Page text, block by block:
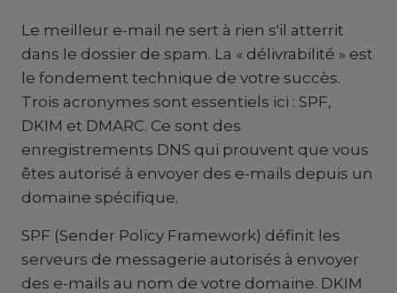
Le meilleur e-mail ne sert à rien s'il atterrit
dans le dossier de spam. La « délivrabilité » est
le fondement technique de votre succès.
Trois acronymes sont essentiels ici : SPF,
DKIM et DMARC. Ce sont des
enregistrements DNS qui prouvent que vous
êtes autorisé à envoyer des e-mails depuis un
domaine spécifique.
SPF (Sender Policy Framework) définit les
serveurs de messagerie autorisés à envoyer
des e-mails au nom de votre domaine. DKIM